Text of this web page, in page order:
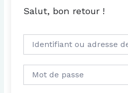
Salut, bon retour !